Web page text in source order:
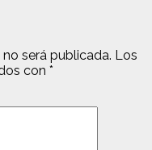
será publicada. Los
con *